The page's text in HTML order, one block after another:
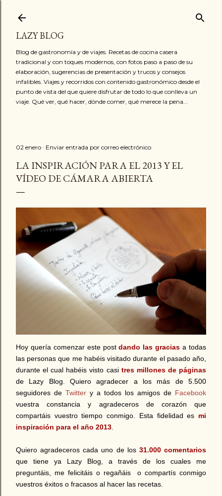
LAZY BLOG
Blog de gastronomía y de viajes. Recetas de cocina casera
tradicional y con toques modernos, con fotos paso a paso de su
elaboración, sugerencias de presentación y trucos y consejos
infalibles. Viajes y recorridos con contenido gastronómico desde el
punto de vista del que quiere disfrutar de todo lo que conlleva un
viaje. Qué ver, qué hacer, dónde comer, qué merece la pena...
02 enero Enviar entrada por correo electrónico
LA INSPIRACIÓN PARA EL 2013 Y EL
VÍDEO DE CÁMARA ABIERTA
Hoy quería comenzar este postdando las gracias a todas
las personas que me habéis visitado durante el pasado año,
durante el cual habéis visto casi tres millones de páginas
de Lazy Blog. Quiero agradecer a los más de 5.500
seguidores de Twitter y a todos los amigos de Facebook
vuestra constancia y agradeceros de corazón que
compartáis vuestro tiempo conmigo. Esta fidelidad es mi
inspiración para el año 2013
Quiero agradeceros cada uno de los 31.000 comentarios
que tiene ya Lazy Blog, a través de los cuales me
preguntáis, me felicitáis o regañáis o compartís conmigo
vuestros éxitos o fracasos al hacer las recetas.